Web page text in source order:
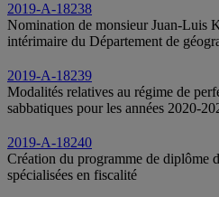
2019-A-18238
Nomination de monsieur Juan-Luis
intérimaire du Département de
2019-A-18239
Modalités relatives au régime de
sabbatiques pour les années 2020-
2019-A-18240
Création du programme de diplôme
spécialisées en fiscalité